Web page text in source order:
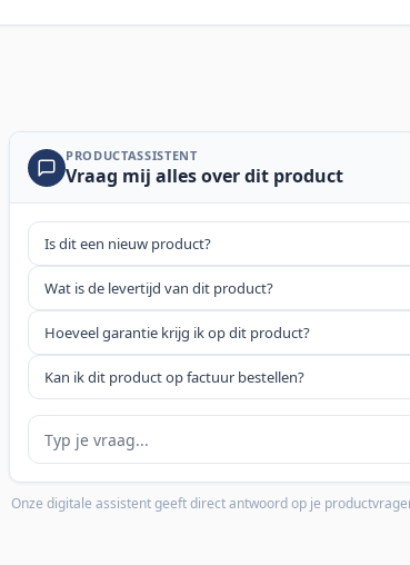
PRODUCTASSISTENT
Vraag mij alles over dit product
Is dit een nieuw product?
Wat is de levertijd van dit product?
Hoeveel garantie krijg ik op dit product?
Kan ik dit product op factuur bestellen?
Je vraag
Onze digitale assistent geeft direct antwoord op je